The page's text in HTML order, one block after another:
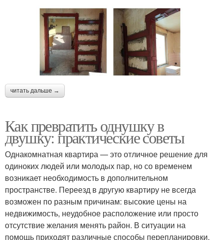
читать дальше →
Как превратить однушку в
двушку: практические советы
Однакомнатная квартира — это отличное решение для
одиноких людей или молодых пар, но со временем
возникает необходимость в дополнительном
пространстве. Переезд в другую квартиру не всегда
возможен по разным причинам: высокие цены на
недвижимость, неудобное расположение или просто
отсутствие желания менять район. В ситуации на
помощь приходят различные способы перепланировки,